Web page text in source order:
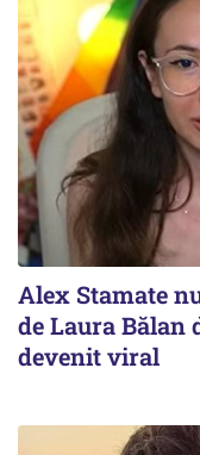
Alex Stamate
de Laura Bălan
devenit viral